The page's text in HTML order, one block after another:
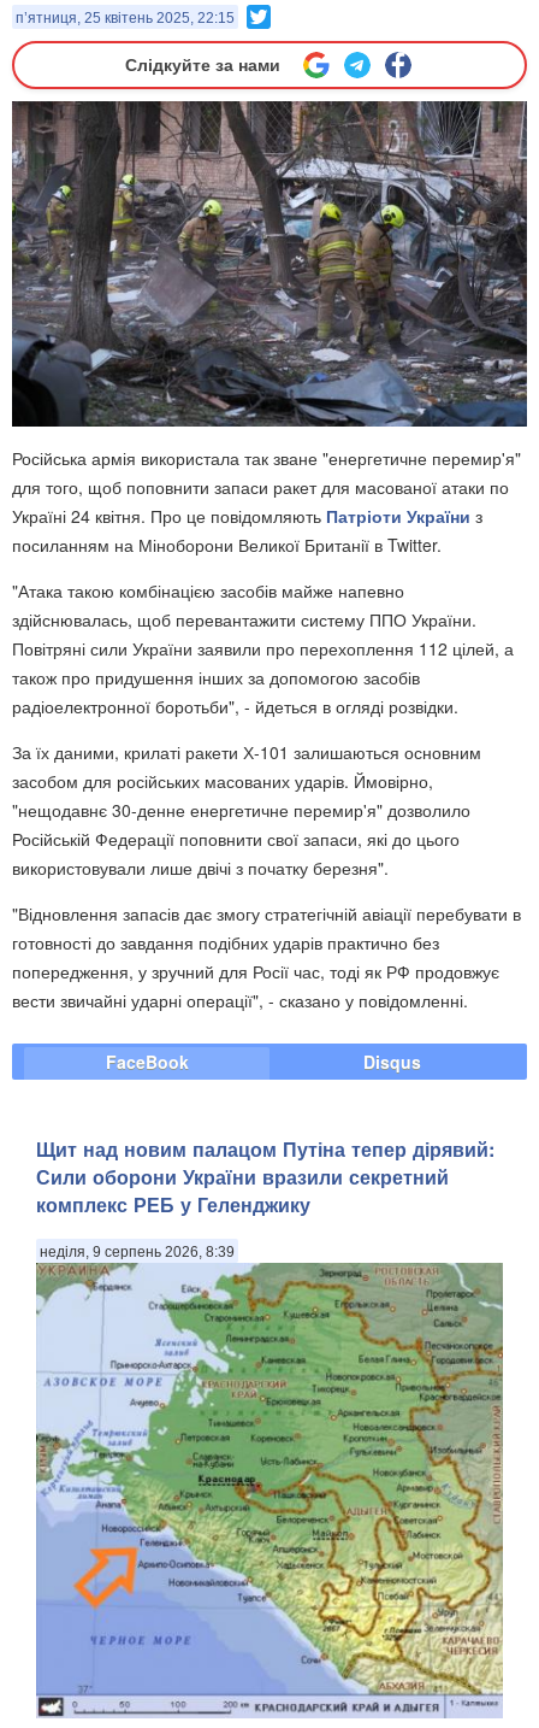
п’ятниця, 25 квітень 2025, 22:15
Слідкуйте за нами
Російська армія використала так зване "енергетичне перемир'я"
для того, щоб поповнити запаси ракет для масованої атаки по
Україні 24 квітня. Про це повідомляють Патріоти України з
посиланням на Міноборони Великої Британії в Twitter.
"Атака такою комбінацією засобів майже напевно
здійснювалась, щоб перевантажити систему ППО України.
Повітряні сили України заявили про перехоплення 112 цілей, а
також про придушення інших за допомогою засобів
радіоелектронної боротьби", - йдеться в огляді розвідки.
За їх даними, крилаті ракети Х-101 залишаються основним
засобом для російських масованих ударів. Ймовірно,
"нещодавнє 30-денне енергетичне перемир'я" дозволило
Російській Федерації поповнити свої запаси, які до цього
використовували лише двічі з початку березня".
"Відновлення запасів дає змогу стратегічній авіації перебувати в
готовності до завдання подібних ударів практично без
попередження, у зручний для Росії час, тоді як РФ продовжує
вести звичайні ударні операції", - сказано у повідомленні.
FaceBook Disqus
Щит над новим палацом Путіна тепер дірявий:
Сили оборони України вразили секретний
комплекс РЕБ у Геленджику
неділя, 9 серпень 2026, 8:39